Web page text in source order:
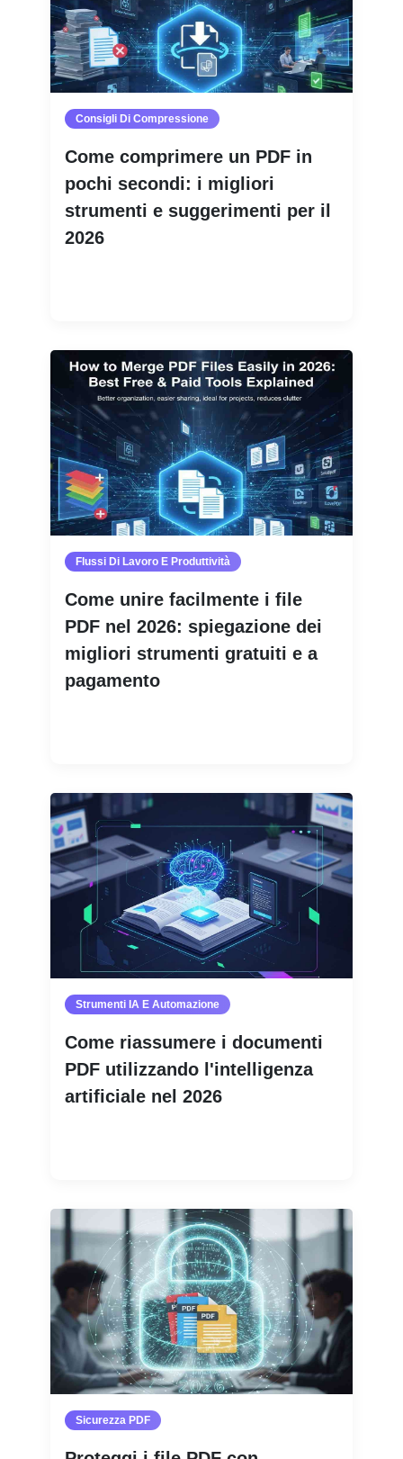
Consigli Di Compressione
Come comprimere un PDF in
pochi secondi: i migliori
strumenti e suggerimenti per il
2026
Flussi Di Lavoro E Produttività
Come unire facilmente i file
PDF nel 2026: spiegazione dei
migliori strumenti gratuiti e a
pagamento
Strumenti IA E Automazione
Come riassumere i documenti
PDF utilizzando l'intelligenza
artificiale nel 2026
Sicurezza PDF